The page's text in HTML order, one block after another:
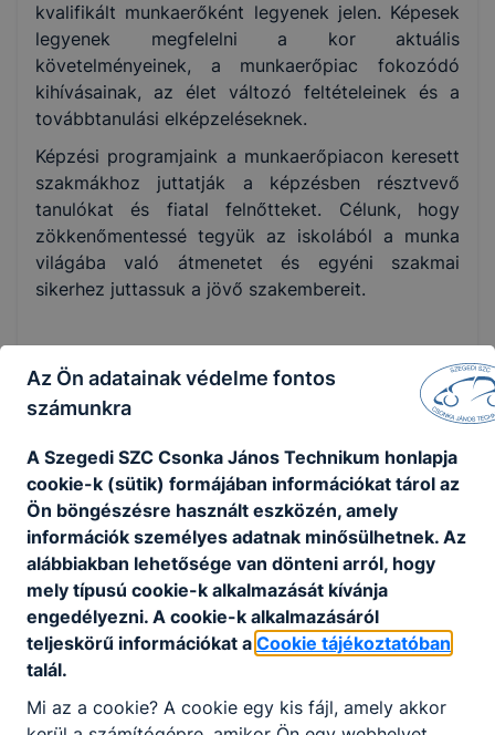
kvalifikált munkaerőként legyenek jelen. Képesek
legyenek megfelelni a kor aktuális
követelményeinek, a munkaerőpiac fokozódó
kihívásainak, az élet változó feltételeinek és a
továbbtanulási elképzeléseknek.
Képzési programjaink a munkaerőpiacon keresett
szakmákhoz juttatják a képzésben résztvevő
tanulókat és fiatal felnőtteket. Célunk, hogy
zökkenőmentessé tegyük az iskolából a munka
világába való átmenetet és egyéni szakmai
sikerhez juttassuk a jövő szakembereit.
1.1 Technikumban
Célunk az általános és szakmai műveltséget
megalapozó, azt kiterjesztő nevelő-oktató
tevékenység során olyan felnőttek kibocsátása,
akik a humánus egyetemes és nemzeti kultúra
alapértékeit elsajátították, testileg, lelkileg
egészséges, demokratikus alapelveket követő
személyiségek. Alkalmasak a társadalmi,
gazdasági, technikai változások követésére, az
önálló felelős döntésekre, a megújuló
fejlesztése, a közismereti és szakmai képzés
Az Ön adatainak védelme fontos
számunkra
A Szegedi SZC Csonka János Technikum honlapja
cookie-k (sütik) formájában információkat tárol az
Ön böngészésre használt eszközén, amely
információk személyes adatnak minősülhetnek. Az
alábbiakban lehetősége van dönteni arról, hogy
mely típusú cookie-k alkalmazását kívánja
engedélyezni. A cookie-k alkalmazásáról
teljeskörű információkat a Cookie tájékoztatóban
talál.
Mi az a cookie? A cookie egy kis fájl, amely akkor